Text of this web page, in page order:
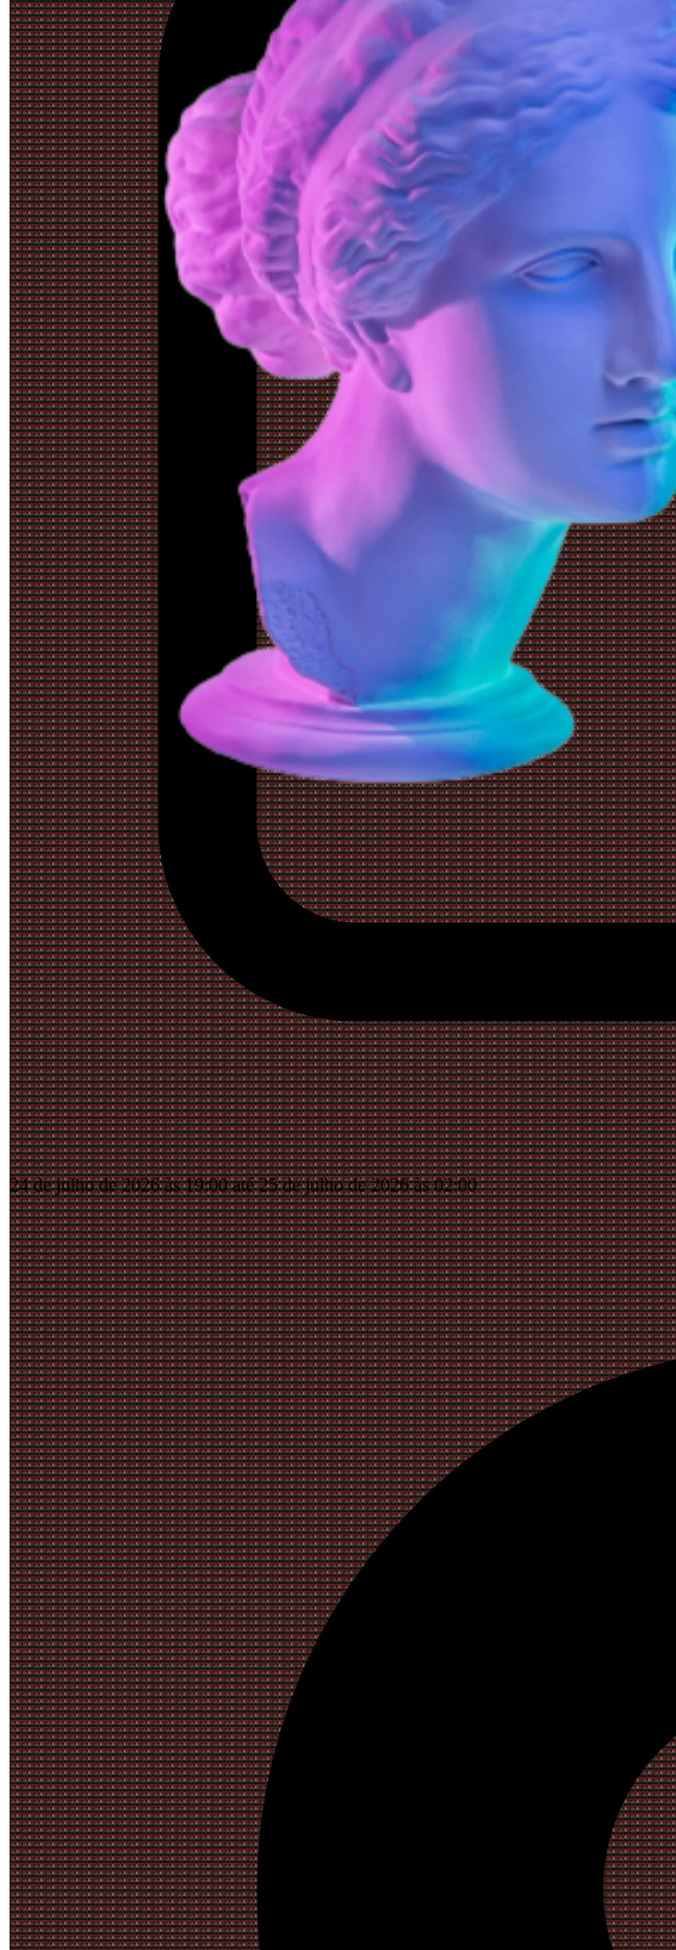
24 de julho de 2026 às 19:00 até 25 de julho de 2026 às 02:00